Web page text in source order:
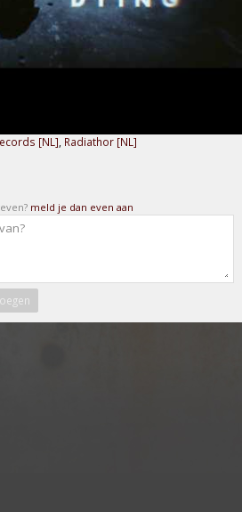
[NL] Radiathor [NL]
meld je dan even aan